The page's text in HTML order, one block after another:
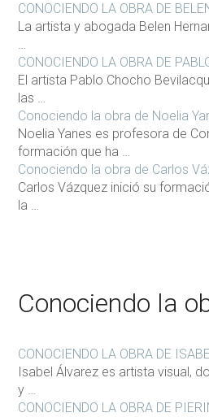
CONOCIENDO LA OBRA DE
La artista y abogada Belen
…
CONOCIENDO LA OBRA DE
El artista Pablo Chocho
las …
Conociendo la obra de Noelia
Noelia Yanes es profesora de
formación que ha …
Conociendo la obra de Carlos
Carlos Vázquez inició su
la …
Conociendo la
CONOCIENDO LA OBRA DE
Isabel Álvarez es artista visual,
y …
CONOCIENDO LA OBRA DE